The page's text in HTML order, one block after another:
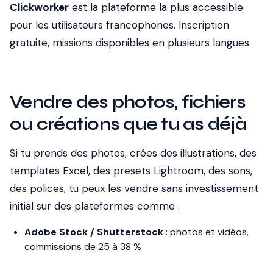
Clickworker est la plateforme la plus accessible
pour les utilisateurs francophones. Inscription
gratuite, missions disponibles en plusieurs langues.
Vendre des photos, fichiers
ou créations que tu as déjà
Si tu prends des photos, crées des illustrations, des
templates Excel, des presets Lightroom, des sons,
des polices, tu peux les vendre sans investissement
initial sur des plateformes comme :
Adobe Stock / Shutterstock: photos et vidéos,
commissions de 25 à 38 %